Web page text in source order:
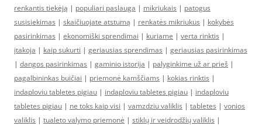
renkantis tiekėją | populiari paslauga | mikriukais | patogus
susisiekimas | skaičiuojate atstumą | renkatės mikriukus | kokybės
pasirinkimas | ekonomiški sprendimai | kuriame | verta rinktis |
įtakoja | kaip sukurti | geriausias sprendimas | geriausias pasirinkimas
| dangos pasirinkimas | gaminio istorija | palyginkime už ar prieš |
pagalbininkas buičiai | priemonė kamščiams | kokias rinktis |
indaploviu tabletes pigiau | indaploviu tabletes pigiau | indaploviu
tabletes pigiau | ne toks kaip visi | vamzdziu valiklis | tabletes | vonios
valiklis | tualeto valymo priemonė | stiklų ir veidrodžių valiklis |